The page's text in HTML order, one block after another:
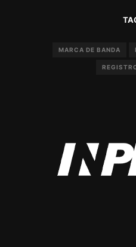
MARCA DE BANDA